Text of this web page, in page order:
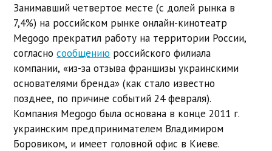
Занимавший четвертое месте (с долей рынка в
7,4%) на российском рынке онлайн-кинотеатр
Megogo прекратил работу на территории России,
согласносообщению российского филиала
компании, «из-за отзыва франшизы украинскими
основателями бренда» (как стало известно
позднее, по причине событий 24 февраля).
Компания Megogo была основана в конце 2011 г.
украинским предпринимателем Владимиром
Боровиком, и имеет головной офис в Киеве.